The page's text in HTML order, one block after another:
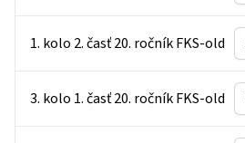
1. kolo 2. časť 20. ročník FKS-old
3. kolo 1. časť 20. ročník FKS-old